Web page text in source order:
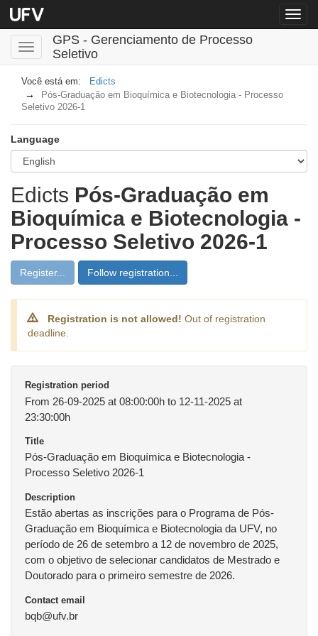
Menu
Toggle
navigation
GPS - Gerenciamento de Processo
Seletivo
Edicts
Pós-Graduação em Bioquímica e Biotecnologia - Processo
Seletivo 2026-1
Language
Edicts Pós-Graduação em
Bioquímica e Biotecnologia -
Processo Seletivo 2026-1
Register... Follow registration...
Registration is not allowed! Out of registration
deadline.
Registration period
From 26-09-2025 at 08:00:00h to 12-11-2025 at
23:30:00h
Title
Pós-Graduação em Bioquímica e Biotecnologia -
Processo Seletivo 2026-1
Description
Estão abertas as inscrições para o Programa de Pós-
Graduação em Bioquímica e Biotecnologia da UFV, no
período de 26 de setembro a 12 de novembro de 2025,
com o objetivo de selecionar candidatos de Mestrado e
Doutorado para o primeiro semestre de 2026.
Contact email
bqb@ufv.br